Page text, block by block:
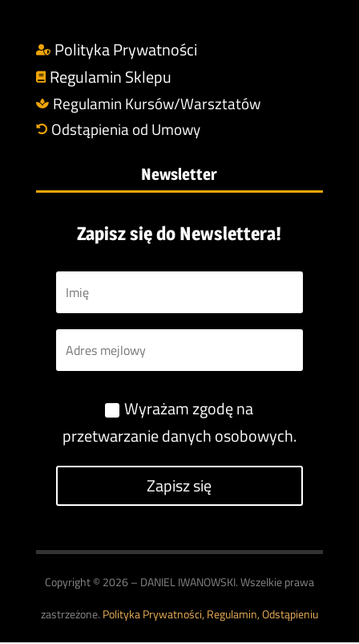
 Polityka Prywatności
 Regulamin Sklepu
 Regulamin Kursów/Warsztatów
 Odstąpienia od Umowy
Newsletter
Zapisz się do Newslettera!
Wyrażam zgodę na
przetwarzanie danych osobowych.
Zapisz się
Copyright © 2026 – DANIEL IWANOWSKI. Wszelkie prawa
zastrzeżone. Polityka Prywatności,Regulamin,Odstąpieniu